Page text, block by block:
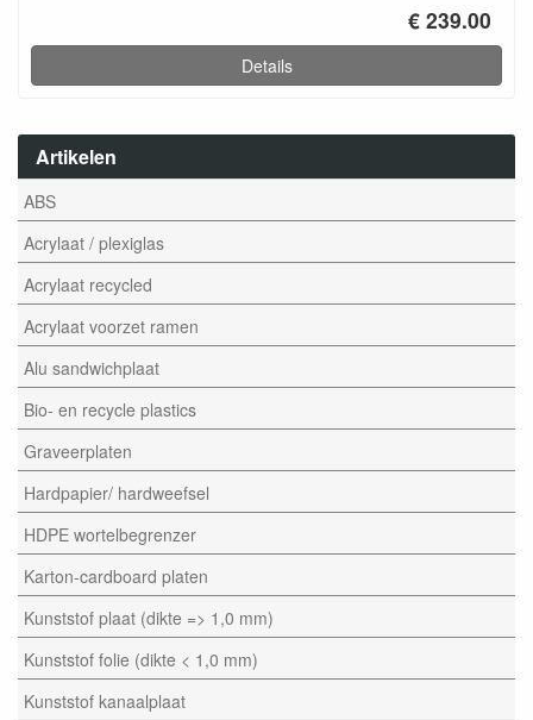
Artikelen
ABS
Acrylaat / plexiglas
Acrylaat recycled
Acrylaat voorzet ramen
Alu sandwichplaat
Bio- en recycle plastics
Graveerplaten
Hardpapier/ hardweefsel
HDPE wortelbegrenzer
Karton-cardboard platen
Kunststof plaat (dikte => 1,0 mm)
Kunststof folie (dikte < 1,0 mm)
Kunststof kanaalplaat
€ 239.00
Details